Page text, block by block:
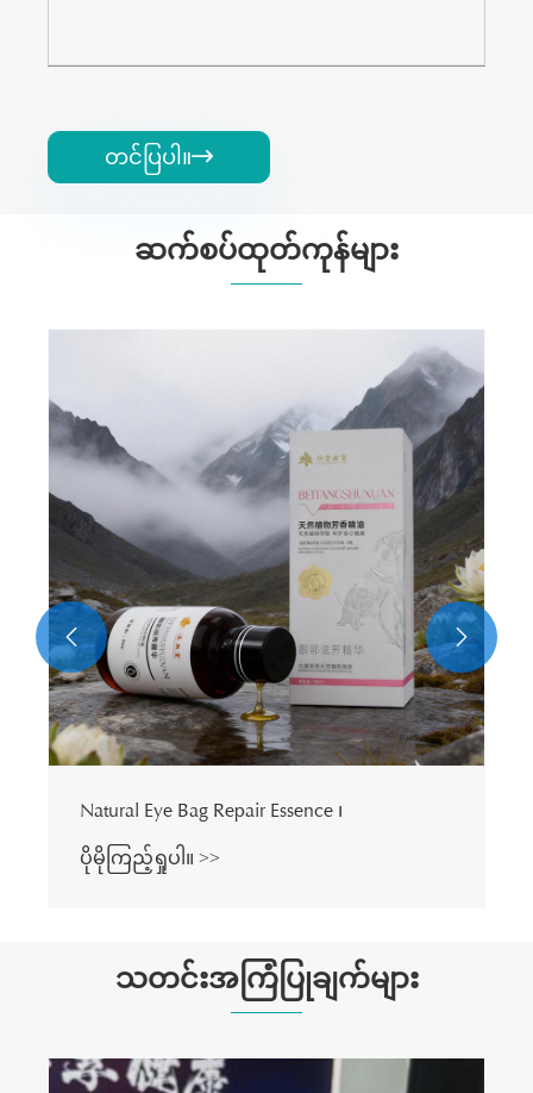
တင်ပြပါ။
ဆက်စပ်ထုတ်ကုန်များ
Natural Eye Bag Repair Essence ၊
ပိုမိုကြည့်ရှုပါ။ >>
 
သတင်းအကြံပြုချက်များ